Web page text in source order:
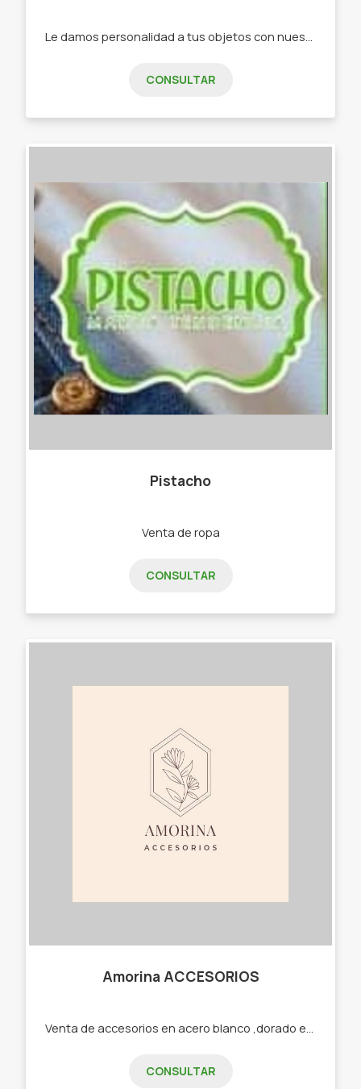
CONSULTAR
Pistacho
Venta de ropa
CONSULTAR
Amorina ACCESORIOS
CONSULTAR